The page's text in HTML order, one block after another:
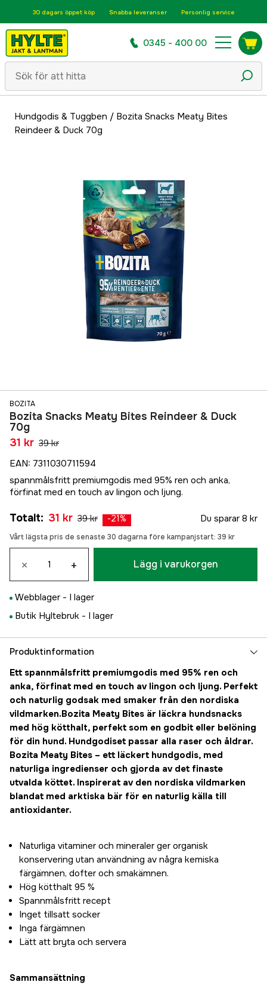
30 dagars öppet köp Snabba leveranser Personlig service
0345 - 400 00
Hundgodis & Tuggben / Bozita Snacks Meaty Bites
Reindeer & Duck 70g
BOZITA
Bozita Snacks Meaty Bites Reindeer & Duck
70g
31 kr 39 kr
EAN: 7311030711594
spannmålsfritt premiumgodis med 95% ren och anka,
förfinat med en touch av lingon och ljung.
Totalt: 31 kr 39 kr -21% Du sparar 8 kr
Vårt lägsta pris de senaste 30 dagarna före kampanjstart: 39 kr
× + Lägg i varukorgen
Webblager - I lager
Butik Hyltebruk - I lager
Produktinformation
Ett spannmålsfritt premiumgodis med 95% ren och
anka, förfinat med en touch av lingon och ljung. Perfekt
och naturlig godsak med smaker från den nordiska
vildmarken.Bozita Meaty Bites är läckra hundsnacks
med hög kötthalt, perfekt som en godbit eller belöning
för din hund. Hundgodiset passar alla raser och åldrar.
Bozita Meaty Bites – ett läckert hundgodis, med
naturliga ingredienser och gjorda av det finaste
utvalda köttet. Inspirerat av den nordiska vildmarken
blandat med arktiska bär för en naturlig källa till
antioxidanter.
Naturliga vitaminer och mineraler ger organisk
konservering utan användning av några kemiska
färgämnen, dofter och smakämnen.
Hög kötthalt 95 %
Spannmålsfritt recept
Inget tillsatt socker
Inga färgämnen
Lätt att bryta och servera
Sammansättning